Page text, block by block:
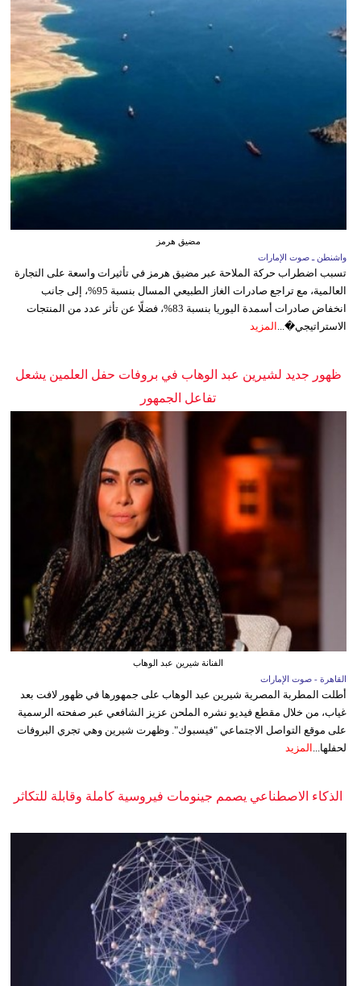
مضيق هرمز
واشنطن ـ صوت الإمارات
تسبب اضطراب حركة الملاحة عبر مضيق هرمز في تأثيرات واسعة على التجارة
العالمية، مع تراجع صادرات الغاز الطبيعي المسال بنسبة 95%، إلى جانب
انخفاض صادرات أسمدة اليوريا بنسبة 83%، فضلًا عن تأثر عدد من المنتجات
الاستراتيجي�... المزيد
ظهور جديد لشيرين عبد الوهاب في بروفات حفل العلمين يشعل
تفاعل الجمهور
الفنانة شيرين عبد الوهاب
القاهرة - صوت الإمارات
أطلت المطربة المصرية شيرين عبد الوهاب على جمهورها في ظهور لافت بعد
غياب، من خلال مقطع فيديو نشره الملحن عزيز الشافعي عبر صفحته الرسمية
على موقع التواصل الاجتماعي "فيسبوك". وظهرت شيرين وهي تجري البروفات
لحفلها... المزيد
الذكاء الاصطناعي يصمم جينومات فيروسية كاملة وقابلة للتكاثر